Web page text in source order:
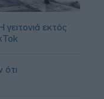
εκτός
ότι